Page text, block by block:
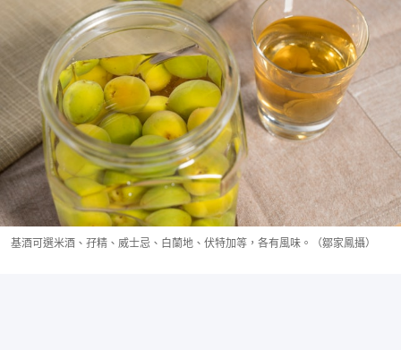
基酒可選米酒、孖精、威士忌、白蘭地、伏特加等，各有風味。（鄒家鳳攝）